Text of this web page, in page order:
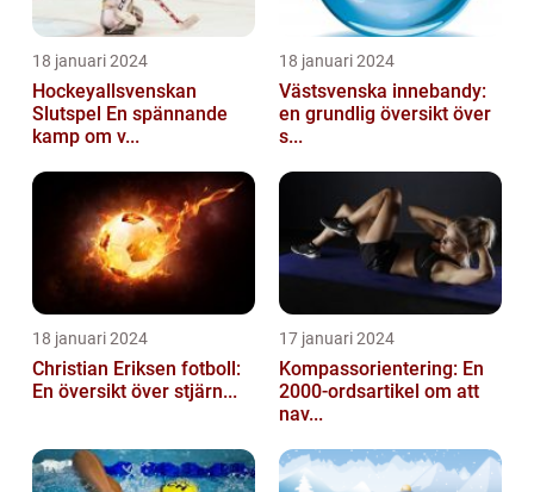
18 januari 2024
Hockeyallsvenskan
Slutspel En spännande
kamp om v...
18 januari 2024
Västsvenska innebandy:
en grundlig översikt över
s...
18 januari 2024
Christian Eriksen fotboll:
En översikt över stjärn...
17 januari 2024
Kompassorientering: En
2000-ordsartikel om att
nav...